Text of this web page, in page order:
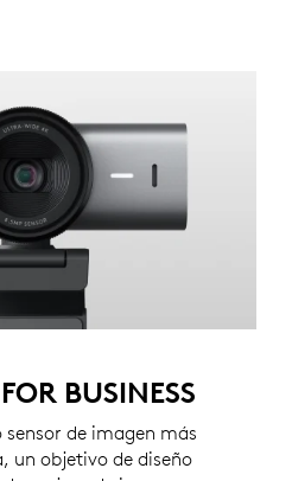
BUSINESS
de imagen más
un objetivo de diseño